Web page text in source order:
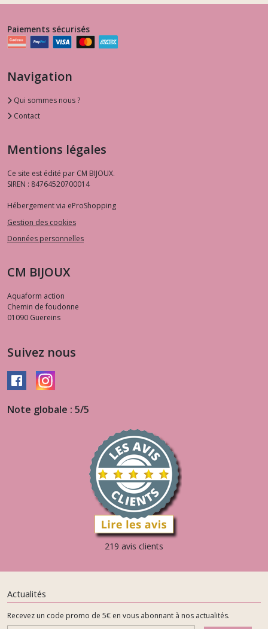
Paiements sécurisés
Navigation
Qui sommes nous ?
Contact
Mentions légales
Ce site est édité par CM BIJOUX.
SIREN : 84764520700014
Hébergement via eProShopping
Gestion des cookies
Données personnelles
CM BIJOUX
Aquaform action
Chemin de foudonne
01090 Guereins
Suivez nous
Note globale : 5/5
219 avis clients
Actualités
Recevez un code promo de 5€ en vous abonnant à nos actualités.